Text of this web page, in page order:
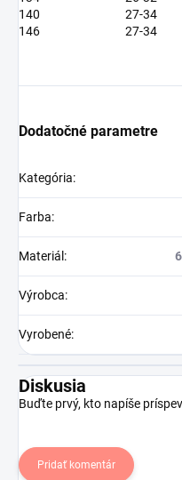
140
27-34
146
27-34
Dodatočné parametre
Kategória:
Farba:
Materiál :
Výrobca:
Vyrobené:
Diskusia
Buďte prvý, kto napíše
Pridať komentár